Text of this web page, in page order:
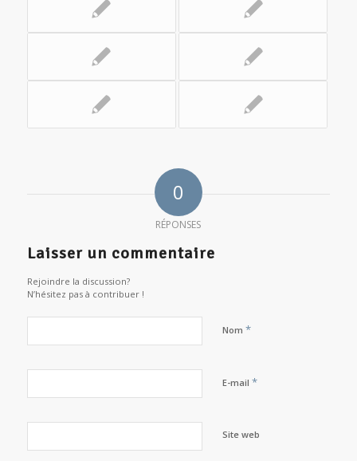
0
RÉPONSES
Laisser un commentaire
Rejoindre la discussion?
N’hésitez pas à contribuer !
Nom *
E-mail *
Site web